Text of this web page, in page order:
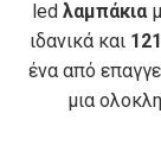
led λαμπάκια
ιδανικά και
ένα από
μια